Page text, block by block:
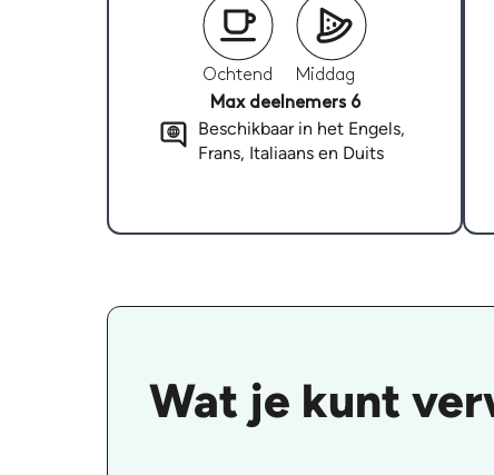
Ochtend
Middag
Max deelnemers 6
Beschikbaar in het Engels,
Frans, Italiaans en Duits
Wat je kunt